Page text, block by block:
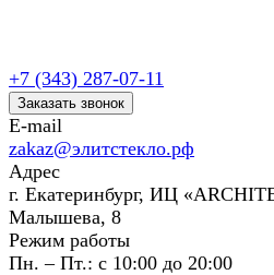
+7 (343) 287-07-11
Заказать звонок
E-mail
zakaz@элитстекло.рф
Адрес
г. Екатеринбург, ИЦ
Малышева, 8
Режим работы
Пн. – Пт.: с 10:00 до 20:00